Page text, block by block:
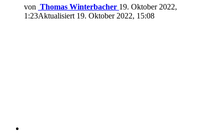
von Thomas Winterbacher 19. Oktober 2022,
1:23Aktualisiert 19. Oktober 2022, 15:08